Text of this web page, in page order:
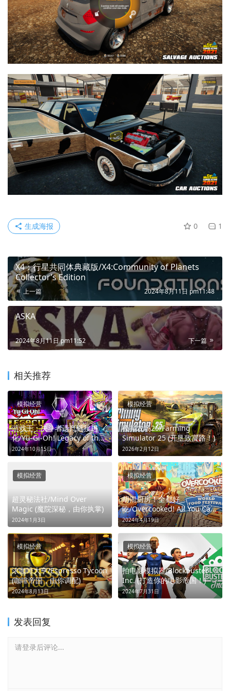
0 1
生成海报
X4：行星共同体典藏版/X4:Community of Planets
Collector’s Edition
上一篇 2024年8月11日 pm11:48
ASKA
下一篇
2024年8月11日 pm11:52
相关推荐
游戏王：决斗者遗产链接进
化/Yu-Gi-Oh! Legacy of the
Duelist : Link Evolution (决
斗新纪元！)
2024年10月15日
模拟经营
模拟农场25/Farming
Simulator 25 (开垦致富路！)
2026年2月12日
模拟经营
超灵秘法社/Mind Over
Magic (魔院深秘，由你执掌)
2024年1月3日
模拟经营
胡闹厨房！全都好
吃/Overcooked! All You Can
Eat (分手厨房终极版)
2024年4月19日
模拟经营
浓咖啡大亨/Espresso Tycoon
(咖啡帝国，由你调配)
2024年8月13日
模拟经营
拍电影模拟器/Blockbuster
Inc. (打造你的电影帝国！)
2024年7月31日
模拟经营
发表回复
请登录后评论...